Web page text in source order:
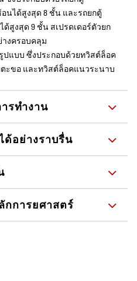
นได้สูงสุด 8 ชั้น และรถยกตู้
สูงสุด 9 ชั้น สเปรดเดอร์ตัวยก
างครอบคลุม
ปแบบ ซึ่งประกอบด้วยทวิสต์ล็อค
ะขอ และทวิสต์ล็อคแนวระนาบ
รทำงาน
ด้อย่างราบรื่น
การยศาสตร์